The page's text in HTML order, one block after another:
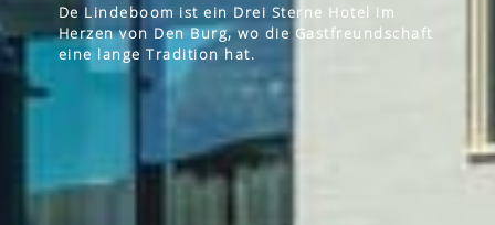
De Lindeboom ist ein Drei Sterne Hotel im
Herzen von Den Burg, wo die Gastfreundschaft
eine lange Tradition hat.